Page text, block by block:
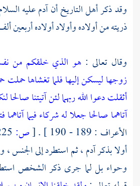
وقد ذكر أهل التاريخ أنآدمعليه
ذريته من أولاده وأولاد أولاده أربعين
وقال تعالى : هو الذي خلقكم من
زوجها ليسكن إليها فلما تغشاها حملت
أثقلت دعوا الله ربهما لئن آتيتنا
آتاهما صالحا جعلا له شركاء فيما آتاهما
الأعراف : 189 - 190 ] .
[ص:
أولا بذكرآدم، ثم استطرد إلى الجنس ،
وحواء بل لما جرى ذكر الشخص